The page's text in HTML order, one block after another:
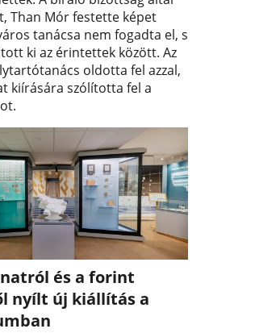
Than Mór festette képet
tanácsa nem fogadta el, s
ki az érintettek között. Az
oldotta fel azzal,
kiírására szólította fel a
és a forint
nyílt új kiállítás a